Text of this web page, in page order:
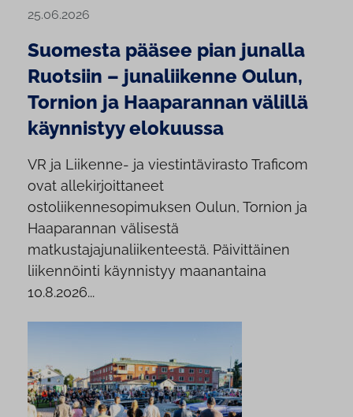
25.06.2026
Suomesta pääsee pian junalla
Ruotsiin – junaliikenne Oulun,
Tornion ja Haaparannan välillä
käynnistyy elokuussa
VR ja Liikenne- ja viestintävirasto Traficom
ovat allekirjoittaneet
ostoliikennesopimuksen Oulun, Tornion ja
Haaparannan välisestä
matkustajajunaliikenteestä. Päivittäinen
liikennöinti käynnistyy maanantaina
10.8.2026...